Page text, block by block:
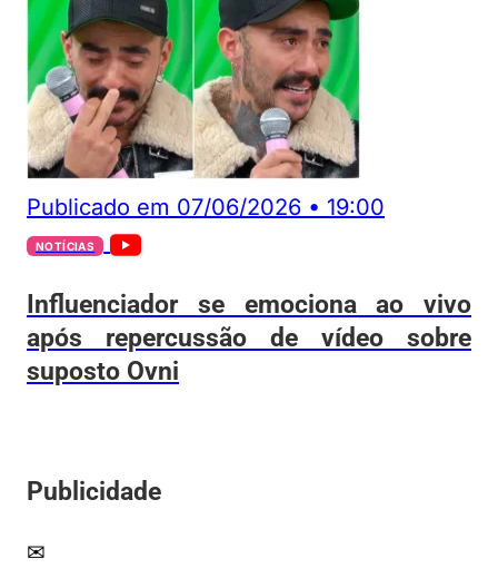
Publicado em 07/06/2026 • 19:00
NOTÍCIAS
Influenciador se emociona ao vivo
após repercussão de vídeo sobre
suposto Ovni
Publicidade
✉